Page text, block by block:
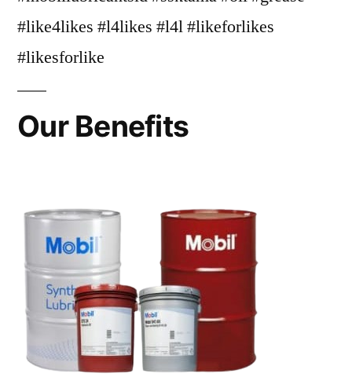
#like4likes #l4likes #l4l #likeforlikes
#likesforlike
Our Benefits